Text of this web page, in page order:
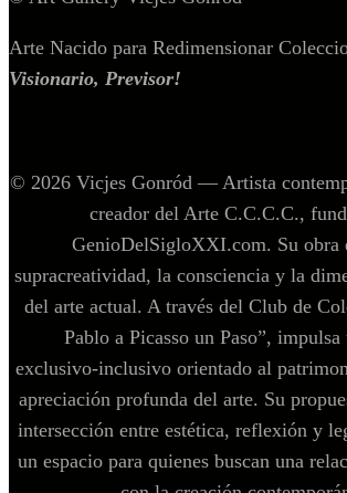
Arte Nacido para Redimensionar
Visionario, Previsor!
© 2026 Vicjes Gonród — Artista
creador del Arte C.C.C.C.,
GenioDelSigloXXI.com. Su obra
supracreatividad, la consciencia y la
del arte actual. A través del Club de
Pablo a Picasso un Paso”,
exclusivo‑inclusivo orientado al
apreciación profunda del arte. Su
intersección entre estética, reflexión y
un espacio para quienes buscan una